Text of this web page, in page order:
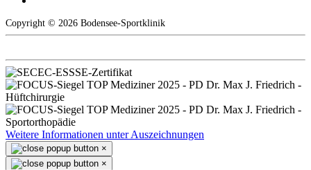
Copyright © 2026 Bodensee-Sportklinik
Weitere Informationen unter Auszeichnungen
×
×